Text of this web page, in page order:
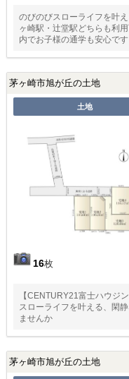
のびのびスローライフを叶
ヶ崎駅・辻堂駅どちらも利
内でお子様の通学も安心です
茅ヶ崎市旭が丘の土地
土地
16枚
【CENTURY21富士ハウジ
スローライフを叶える、閑
ませんか
茅ヶ崎市旭が丘の土地